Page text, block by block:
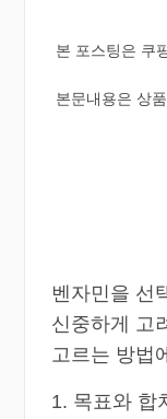
본 포스팅은 쿠
본문내용은 상
벤자민을 선
신중하게 고
고르는 방법
1. 목표와 합